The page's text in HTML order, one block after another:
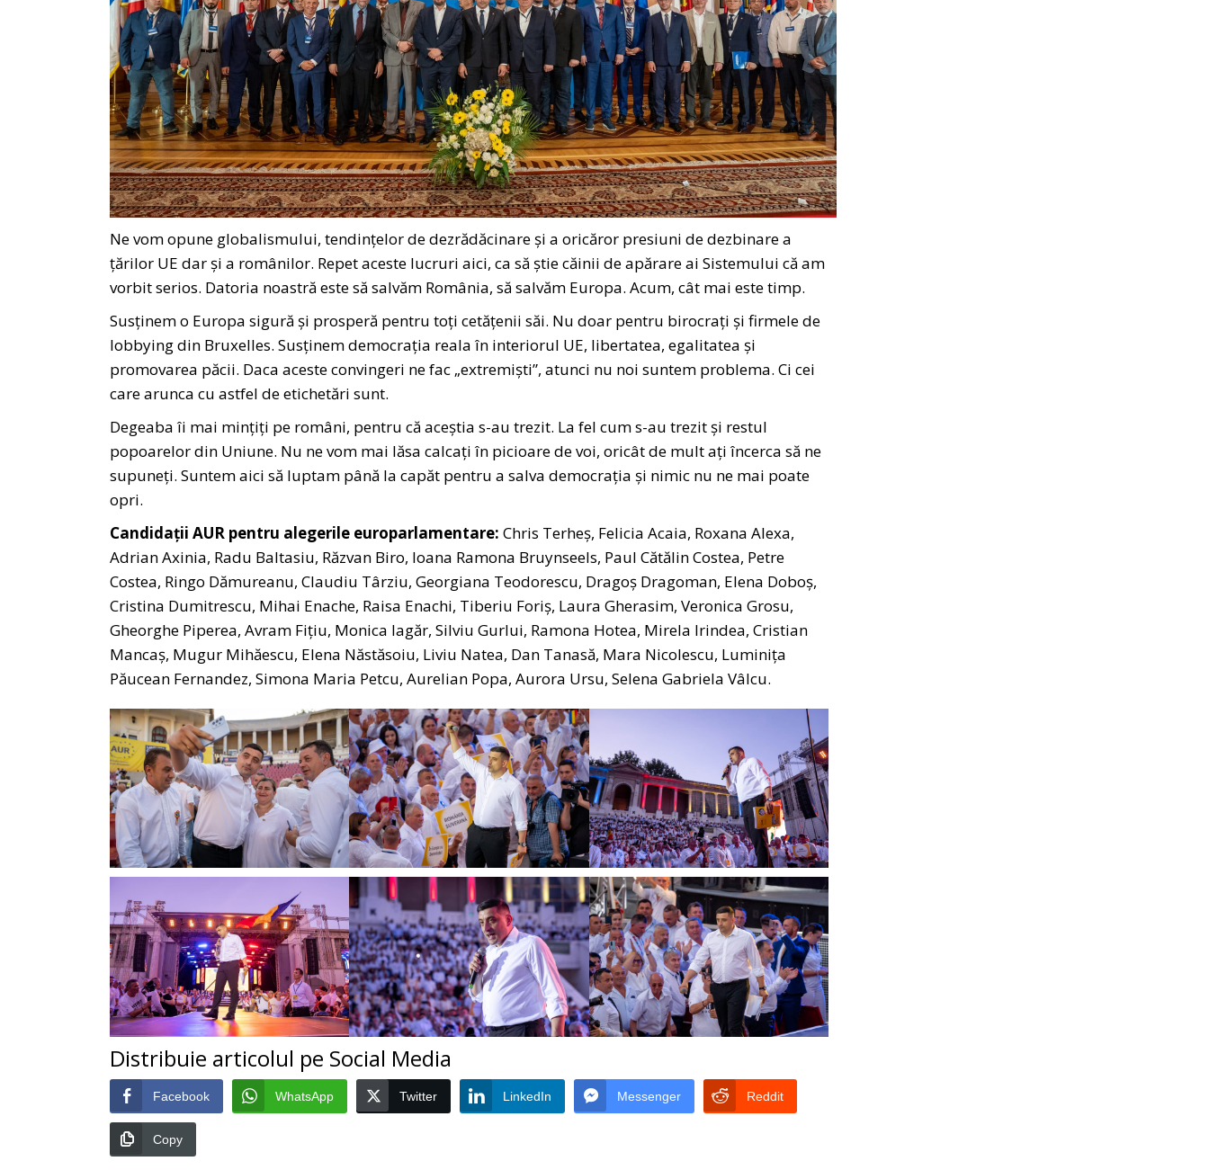
Ne vom opune globalismului, tendințelor de dezrădăcinare și a oricăror presiuni de dezbinare a
țărilor UE dar și a românilor. Repet aceste lucruri aici, ca să știe căinii de apărare ai Sistemului că am
vorbit serios. Datoria noastră este să salvăm România, să salvăm Europa. Acum, cât mai este timp.
Susținem o Europa sigură și prosperă pentru toți cetățenii săi. Nu doar pentru birocrați și firmele de
lobbying din Bruxelles. Susținem democrația reala în interiorul UE, libertatea, egalitatea și
promovarea păcii. Daca aceste convingeri ne fac „extremiști”, atunci nu noi suntem problema. Ci cei
care arunca cu astfel de etichetări sunt.
Degeaba îi mai mințiți pe români, pentru că aceștia s-au trezit. La fel cum s-au trezit și restul
popoarelor din Uniune. Nu ne vom mai lăsa calcați în picioare de voi, oricât de mult ați încerca să ne
supuneți. Suntem aici să luptam până la capăt pentru a salva democrația și nimic nu ne mai poate
opri.
Candidații AUR pentru alegerile europarlamentare: Chris Terheș, Felicia Acaia, Roxana Alexa,
Adrian Axinia, Radu Baltasiu, Răzvan Biro, Ioana Ramona Bruynseels, Paul Cătălin Costea, Petre
Costea, Ringo Dămureanu, Claudiu Târziu, Georgiana Teodorescu, Dragoș Dragoman, Elena Doboș,
Cristina Dumitrescu, Mihai Enache, Raisa Enachi, Tiberiu Foriș, Laura Gherasim, Veronica Grosu,
Gheorghe Piperea, Avram Fițiu, Monica Iagăr, Silviu Gurlui, Ramona Hotea, Mirela Irindea, Cristian
Mancaș, Mugur Mihăescu, Elena Năstăsoiu, Liviu Natea, Dan Tanasă, Mara Nicolescu, Luminița
Păucean Fernandez, Simona Maria Petcu, Aurelian Popa, Aurora Ursu, Selena Gabriela Vâlcu.
Distribuie articolul pe Social Media
Facebook WhatsApp Twitter LinkedIn Messenger Reddit
Copy